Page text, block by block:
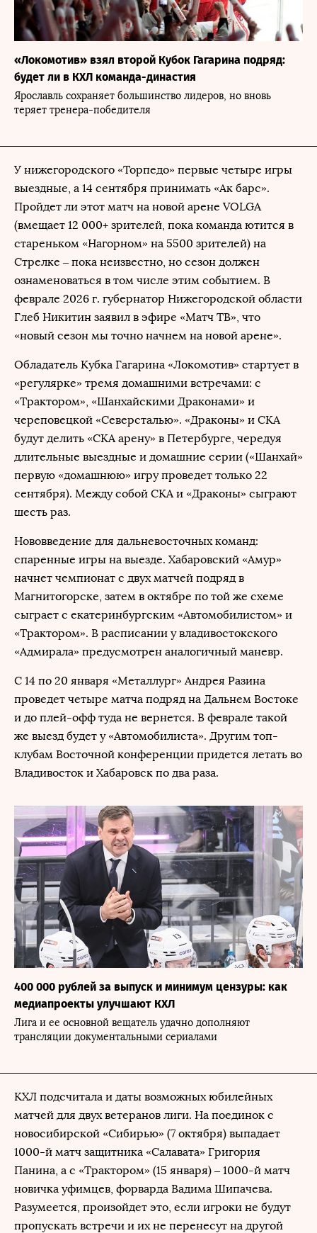
«Локомотив» взял второй Кубок Гагарина подряд:
будет ли в КХЛ команда-династия
Ярославль сохраняет большинство лидеров, но вновь
теряет тренера-победителя
У нижегородского «Торпедо» первые четыре игры
выездные, а 14 сентября принимать «Ак барс».
Пройдет ли этот матч на новой арене VOLGA
(вмещает 12 000+ зрителей, пока команда ютится в
стареньком «Нагорном» на 5500 зрителей) на
Стрелке – пока неизвестно, но сезон должен
ознаменоваться в том числе этим событием. В
феврале 2026 г. губернатор Нижегородской области
Глеб Никитин заявил в эфире «Матч ТВ», что
«новый сезон мы точно начнем на новой арене».
Обладатель Кубка Гагарина «Локомотив» стартует в
«регулярке» тремя домашними встречами: с
«Трактором», «Шанхайскими Драконами» и
череповецкой «Северсталью». «Драконы» и СКА
будут делить «СКА арену» в Петербурге, чередуя
длительные выездные и домашние серии («Шанхай»
первую «домашнюю» игру проведет только 22
сентября). Между собой СКА и «Драконы» сыграют
шесть раз.
Нововведение для дальневосточных команд:
спаренные игры на выезде. Хабаровский «Амур»
начнет чемпионат с двух матчей подряд в
Магнитогорске, затем в октябре по той же схеме
сыграет с екатеринбургским «Автомобилистом» и
«Трактором». В расписании у владивостокского
«Адмирала» предусмотрен аналогичный маневр.
С 14 по 20 января «Металлург» Андрея Разина
проведет четыре матча подряд на Дальнем Востоке
и до плей-офф туда не вернется. В феврале такой
же выезд будет у «Автомобилиста». Другим топ-
клубам Восточной конференции придется летать во
Владивосток и Хабаровск по два раза.
400 000 рублей за выпуск и минимум цензуры: как
медиапроекты улучшают КХЛ
Лига и ее основной вещатель удачно дополняют
трансляции документальными сериалами
КХЛ подсчитала и даты возможных юбилейных
матчей для двух ветеранов лиги. На поединок с
новосибирской «Сибирью» (7 октября) выпадает
1000-й матч защитника «Салавата» Григория
Панина, а с «Трактором» (15 января) – 1000-й матч
новичка уфимцев, форварда Вадима Шипачева.
Разумеется, произойдет это, если игроки не будут
пропускать встречи и их не перенесут на другой